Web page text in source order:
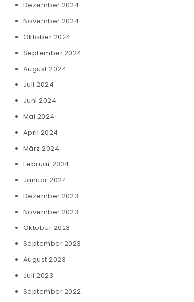
Dezember 2024
November 2024
Oktober 2024
September 2024
August 2024
Juli 2024
Juni 2024
Mai 2024
April 2024
März 2024
Februar 2024
Januar 2024
Dezember 2023
November 2023
Oktober 2023
September 2023
August 2023
Juli 2023
September 2022